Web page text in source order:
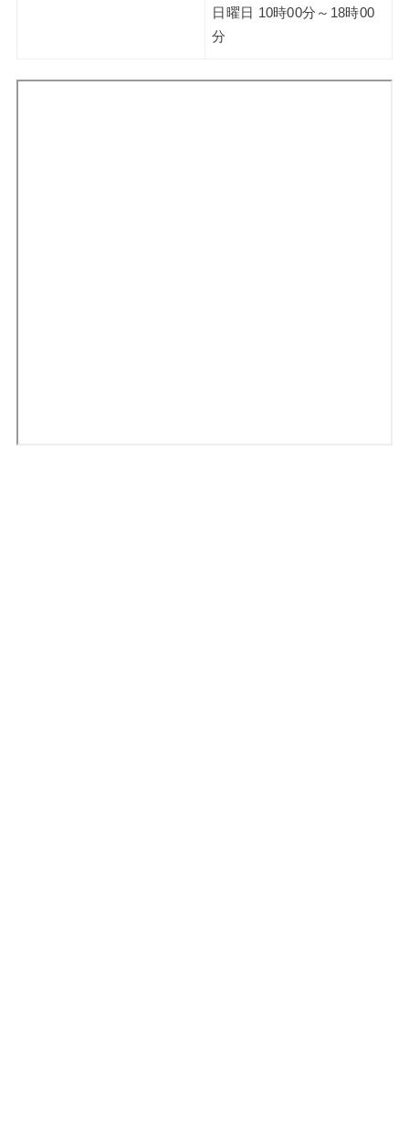
日曜日 10時00分～18時00
分